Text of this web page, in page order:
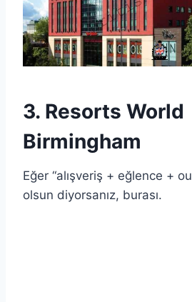
3. Resorts World
Birmingham
Eğer “alışveriş + eğlence +
olsun diyorsanız, burası.